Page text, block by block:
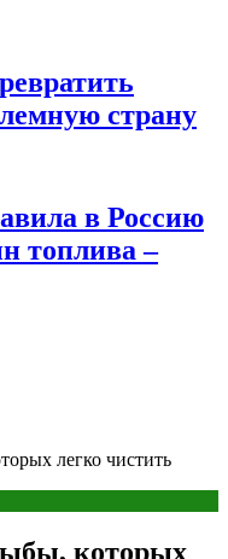
страну
в Россию
топлива –
легко чистить
которых